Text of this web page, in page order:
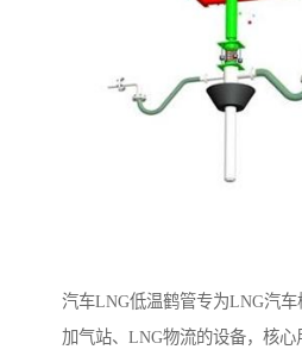
汽车LNG低温鹤管专为LNG汽
加气站、LNG物流的设备，核心